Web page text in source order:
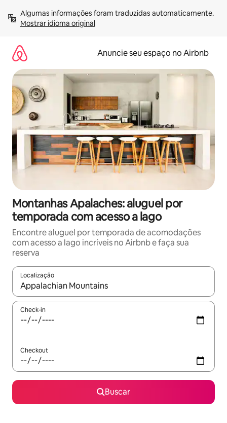
para
Mostrar idioma original
Anuncie seu espaço no Airbnb
Montanhas Apalaches: aluguel por
temporada com acesso a lago
Encontre aluguel por temporada de acomodações
com acesso a lago incríveis no Airbnb e faça sua
reserva
Localização
Quando os resultados estiverem disponíveis, explore-os
Check-in
Checkout
Buscar